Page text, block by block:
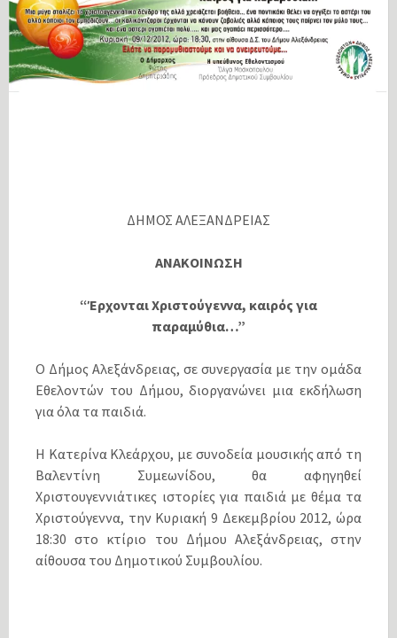
ΔΗΜΟΣ ΑΛΕΞΑΝΔΡΕΙΑΣ
ΑΝΑΚΟΙΝΩΣΗ
“Έρχονται Χριστούγεννα, καιρός για
παραμύθια…”
Ο Δήμος Αλεξάνδρειας, σε συνεργασία με την ομάδα
Εθελοντών του Δήμου, διοργανώνει μια εκδήλωση
για όλα τα παιδιά.
Η Κατερίνα Κλεάρχου, με συνοδεία μουσικής από τη
Βαλεντίνη Συμεωνίδου, θα αφηγηθεί
Χριστουγεννιάτικες ιστορίες για παιδιά με θέμα τα
Χριστούγεννα, την Κυριακή 9 Δεκεμβρίου 2012, ώρα
18:30 στο κτίριο του Δήμου Αλεξάνδρειας, στην
αίθουσα του Δημοτικού Συμβουλίου.